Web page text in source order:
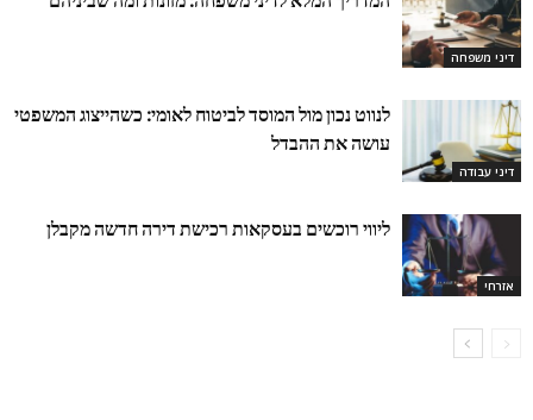
דיני משפחה
דיני עבודה
לנווט נכון מול המוסד לביטוח לאומי: כשהייצוג המשפטי
עושה את ההבדל
אזרחי
ליווי רוכשים בעסקאות רכישת דירה חדשה מקבלן